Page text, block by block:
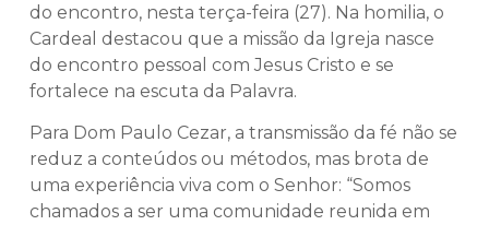
do encontro, nesta terça-feira (27). Na homilia, o
Cardeal destacou que a missão da Igreja nasce
do encontro pessoal com Jesus Cristo e se
fortalece na escuta da Palavra.
Para Dom Paulo Cezar, a transmissão da fé não se
reduz a conteúdos ou métodos, mas brota de
uma experiência viva com o Senhor: “Somos
chamados a ser uma comunidade reunida em